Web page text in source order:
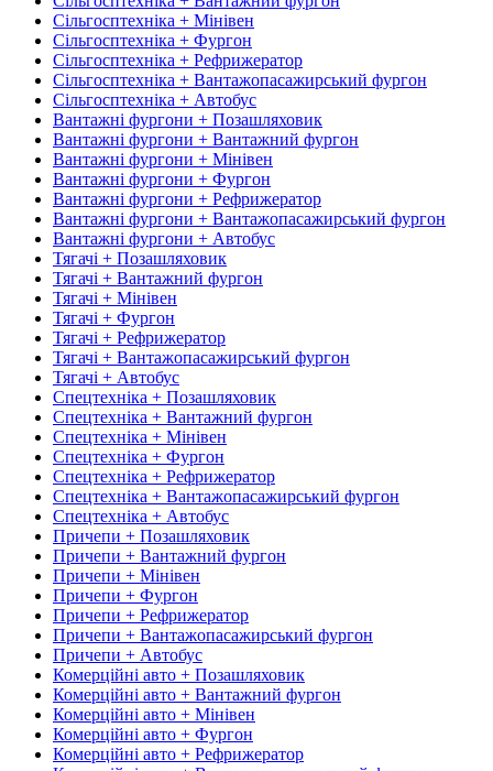
Сільгосптехніка + Мінівен
Сільгосптехніка + Фургон
Сільгосптехніка + Рефрижератор
Сільгосптехніка + Вантажопасажирський фургон
Сільгосптехніка + Автобус
Вантажні фургони + Позашляховик
Вантажні фургони + Вантажний фургон
Вантажні фургони + Мінівен
Вантажні фургони + Фургон
Вантажні фургони + Рефрижератор
Вантажні фургони + Вантажопасажирський фургон
Вантажні фургони + Автобус
Тягачі + Позашляховик
Тягачі + Вантажний фургон
Тягачі + Мінівен
Тягачі + Фургон
Тягачі + Рефрижератор
Тягачі + Вантажопасажирський фургон
Тягачі + Автобус
Спецтехніка + Позашляховик
Спецтехніка + Вантажний фургон
Спецтехніка + Мінівен
Спецтехніка + Фургон
Спецтехніка + Рефрижератор
Спецтехніка + Вантажопасажирський фургон
Спецтехніка + Автобус
Причепи + Позашляховик
Причепи + Вантажний фургон
Причепи + Мінівен
Причепи + Фургон
Причепи + Рефрижератор
Причепи + Вантажопасажирський фургон
Причепи + Автобус
Комерційні авто + Позашляховик
Комерційні авто + Вантажний фургон
Комерційні авто + Мінівен
Комерційні авто + Фургон
Комерційні авто + Рефрижератор